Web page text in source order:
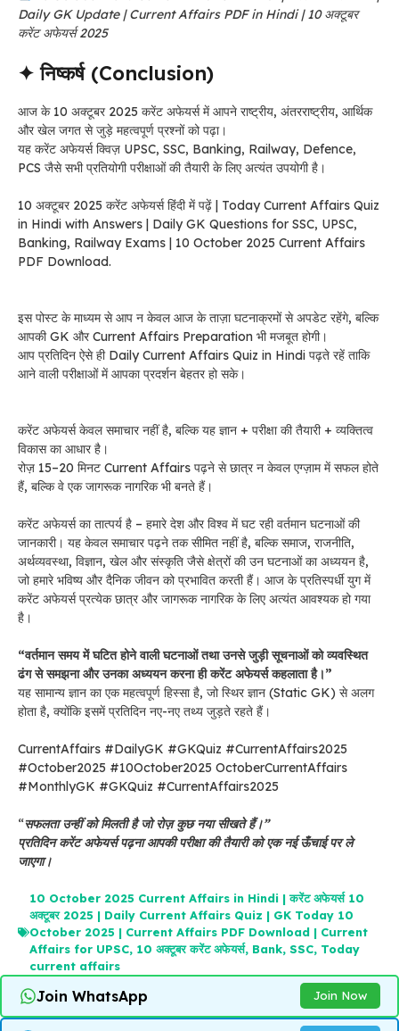
Daily GK Update | Current Affairs PDF in Hindi | 10 अक्टूबर
करेंट अफेयर्स 2025
✦ निष्कर्ष (Conclusion)
आज के 10 अक्टूबर 2025 करेंट अफेयर्स में आपने राष्ट्रीय, अंतरराष्ट्रीय, आर्थिक
और खेल जगत से जुड़े महत्वपूर्ण प्रश्नों को पढ़ा।
यह करेंट अफेयर्स क्विज़ UPSC, SSC, Banking, Railway, Defence,
PCS जैसे सभी प्रतियोगी परीक्षाओं की तैयारी के लिए अत्यंत उपयोगी है।
10 अक्टूबर 2025 करेंट अफेयर्स हिंदी में पढ़ें | Today Current Affairs Quiz
in Hindi with Answers | Daily GK Questions for SSC, UPSC,
Banking, Railway Exams | 10 October 2025 Current Affairs
PDF Download.
इस पोस्ट के माध्यम से आप न केवल आज के ताज़ा घटनाक्रमों से अपडेट रहेंगे, बल्कि
आपकी GK और Current Affairs Preparation भी मजबूत होगी।
आप प्रतिदिन ऐसे ही Daily Current Affairs Quiz in Hindi पढ़ते रहें ताकि
आने वाली परीक्षाओं में आपका प्रदर्शन बेहतर हो सके।
करेंट अफेयर्स केवल समाचार नहीं है, बल्कि यह ज्ञान + परीक्षा की तैयारी + व्यक्तित्व
विकास का आधार है।
रोज़ 15–20 मिनट Current Affairs पढ़ने से छात्र न केवल एग्ज़ाम में सफल होते
हैं, बल्कि वे एक जागरूक नागरिक भी बनते हैं।
करेंट अफेयर्स का तात्पर्य है – हमारे देश और विश्व में घट रही वर्तमान घटनाओं की
जानकारी। यह केवल समाचार पढ़ने तक सीमित नहीं है, बल्कि समाज, राजनीति,
अर्थव्यवस्था, विज्ञान, खेल और संस्कृति जैसे क्षेत्रों की उन घटनाओं का अध्ययन है,
जो हमारे भविष्य और दैनिक जीवन को प्रभावित करती हैं। आज के प्रतिस्पर्धी युग में
करेंट अफेयर्स प्रत्येक छात्र और जागरूक नागरिक के लिए अत्यंत आवश्यक हो गया
है।
“वर्तमान समय में घटित होने वाली घटनाओं तथा उनसे जुड़ी सूचनाओं को व्यवस्थित
ढंग से समझना और उनका अध्ययन करना ही करेंट अफेयर्स कहलाता है।”
यह सामान्य ज्ञान का एक महत्वपूर्ण हिस्सा है, जो स्थिर ज्ञान (Static GK) से अलग
होता है, क्योंकि इसमें प्रतिदिन नए-नए तथ्य जुड़ते रहते हैं।
CurrentAffairs #DailyGK #GKQuiz #CurrentAffairs2025
#October2025 #10October2025 OctoberCurrentAffairs
#MonthlyGK #GKQuiz #CurrentAffairs2025
“सफलता उन्हीं को मिलती है जो रोज़ कुछ नया सीखते हैं।”
प्रतिदिन करेंट अफेयर्स पढ़ना आपकी परीक्षा की तैयारी को एक नई ऊँचाई पर ले
जाएगा।
10 October 2025 Current Affairs in Hindi | करेंट अफेयर्स 10
अक्टूबर 2025 | Daily Current Affairs Quiz | GK Today 10
October 2025 | Current Affairs PDF Download | Current
Affairs for UPSC, 10 अक्टूबर करेंट अफेयर्स, Bank, SSC, Today
current affairs
Join WhatsApp Join Now